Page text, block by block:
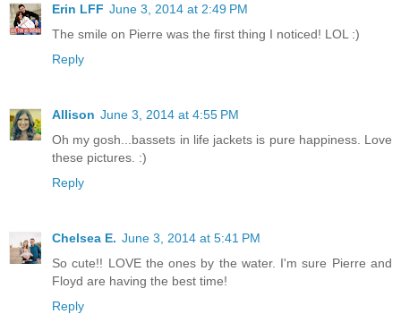
Erin LFF June 3, 2014 at 2:49 PM
The smile on Pierre was the first thing I noticed! LOL :)
Reply
Allison June 3, 2014 at 4:55 PM
Oh my gosh...bassets in life jackets is pure happiness. Love
these pictures. :)
Reply
Chelsea E. June 3, 2014 at 5:41 PM
So cute!! LOVE the ones by the water. I'm sure Pierre and
Floyd are having the best time!
Reply